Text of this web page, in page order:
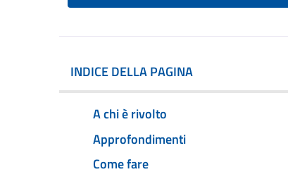
INDICE DELLA PAGINA
A chi è rivolto
Approfondimenti
Come fare